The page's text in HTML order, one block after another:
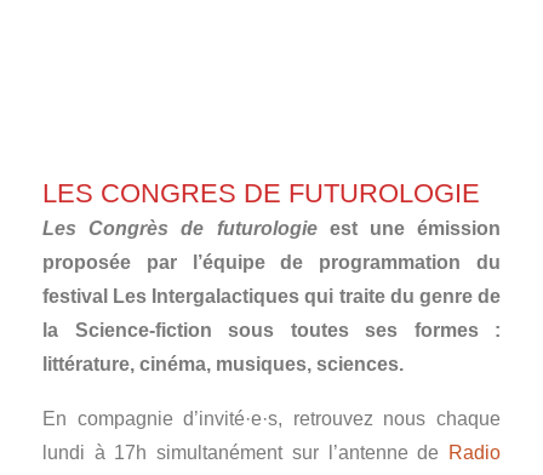
LES CONGRES DE FUTUROLOGIE
Les Congrès de futurologieest une émission
proposée par l’équipe de programmation du
festival Les Intergalactiques qui traite du genre de
la Science-fiction sous toutes ses formes :
littérature, cinéma, musiques, sciences.
En compagnie d’invité·e·s, retrouvez nous chaque
lundi à 17h simultanément sur l’antenne de
Radio